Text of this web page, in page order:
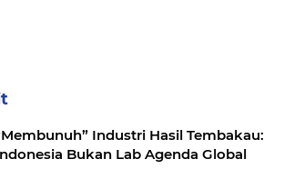
Industri Hasil Tembakau:
Bukan Lab Agenda Global